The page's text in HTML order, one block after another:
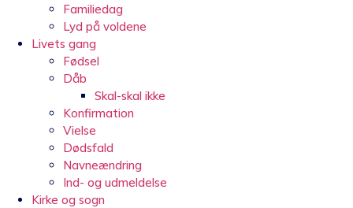
Familiedag
Lyd på voldene
Livets gang
Fødsel
Dåb
Skal-skal ikke
Konfirmation
Vielse
Dødsfald
Navneændring
Ind- og udmeldelse
Kirke og sogn